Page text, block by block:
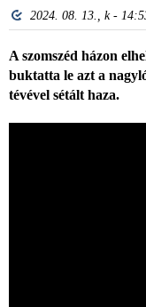
2024. 08. 13., k -
A szomszéd házon
buktatta le azt a
tévével sétált haza.